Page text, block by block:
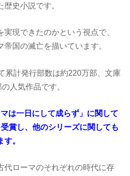
史小説です。
現できたのかという視点で、
国の滅亡を描いています。
累計発行部数は約220万部、文庫
人気作品です。
は一日にして成らず」に関して
賞し、他のシリーズに関しても
。
代ローマのそれぞれの時代に存